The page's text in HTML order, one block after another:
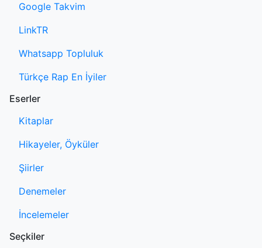
Google Takvim
LinkTR
Whatsapp Topluluk
Türkçe Rap En İyiler
Eserler
Kitaplar
Hikayeler, Öyküler
Şiirler
Denemeler
İncelemeler
Seçkiler